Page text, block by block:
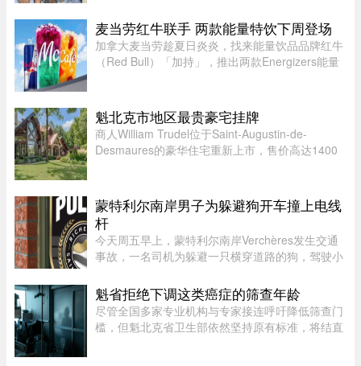
市西平县“村霸”侯男，长期鱼肉乡里让民众有苦难
言，侯男近来因装修 ...
麦当劳红牛联手 两款能量特饮下周登场
加拿大麦当劳趁夏日炎炎，找来能量饮品品牌红牛
（Red Bull）「加持」，推出两款Energizers能量
红牛能量饮品配搭蓝树莓（blu ...
魁北克市地区最贵豪宅挂牌
商人William Trudel位于Saint-Augustin-de-
Desmaures的豪华住宅重新上市，售价高达1400
的豪宅。这栋位于Joseph-Dugal街 ...
蒙特利尔南岸男子为躲避狗开车撞上电线
杆
今天周五早上，蒙特利尔南岸Verchères发生交通
事故，一名司机为躲避一只横穿道路的狗，驾驶小
故发生在上午7点左右，受影响路段位于Saint-
Alexandre街与Calixa-Lavallé ...
魁省拒绝下调这类癌症的筛查年龄
尽管全国多家专业机构与专家接连呼吁降低筛查门
槛，但魁北克省卫生部依然坚持原有标准，将结直